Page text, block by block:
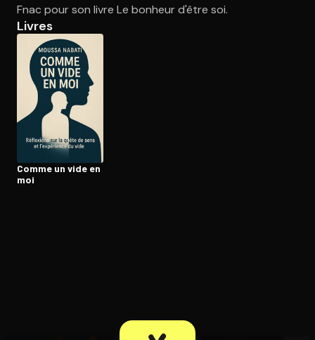
Fnac pour son livre Le bonheur d'être soi.
Livres
Comme un vide en
moi